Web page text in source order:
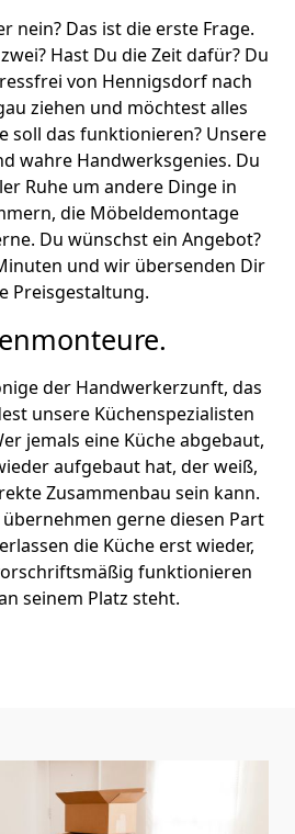
nein? Das ist die erste Frage.
Hast Du die Zeit dafür? Du
von Hennigsdorf nach
ziehen und möchtest alles
soll das funktionieren? Unsere
wahre Handwerksgenies. Du
Ruhe um andere Dinge in
die Möbeldemontage
Du wünschst ein Angebot?
und wir übersenden Dir
Preisgestaltung.
der Handwerkerzunft, das
unsere Küchenspezialisten
jemals eine Küche abgebaut,
aufgebaut hat, der weiß,
Zusammenbau sein kann.
gerne diesen Part
die Küche erst wieder,
funktionieren
seinem Platz steht.